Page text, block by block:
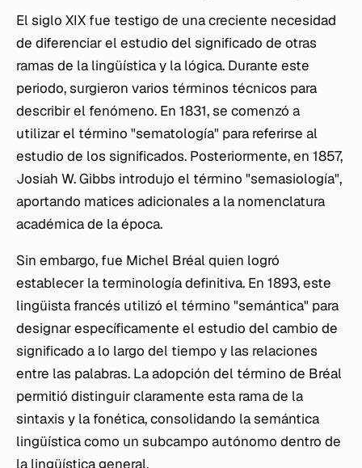
El siglo XIX fue testigo de una creciente necesidad
de diferenciar el estudio del significado de otras
ramas de la lingüística y la lógica. Durante este
periodo, surgieron varios términos técnicos para
describir el fenómeno. En 1831, se comenzó a
utilizar el término "sematología" para referirse al
estudio de los significados. Posteriormente, en 1857,
Josiah W. Gibbs introdujo el término "semasiología",
aportando matices adicionales a la nomenclatura
académica de la época.
Sin embargo, fue Michel Bréal quien logró
establecer la terminología definitiva. En 1893, este
lingüista francés utilizó el término "semántica" para
designar específicamente el estudio del cambio de
significado a lo largo del tiempo y las relaciones
entre las palabras. La adopción del término de Bréal
permitió distinguir claramente esta rama de la
sintaxis y la fonética, consolidando la semántica
lingüística como un subcampo autónomo dentro de
la lingüística general.